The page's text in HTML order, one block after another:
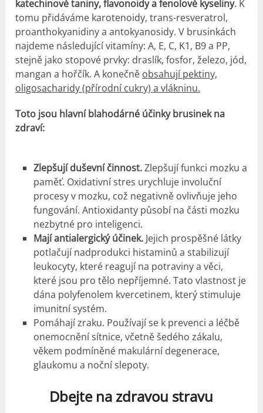
katechinové taniny, flavonoidy a fenolové kyseliny. K
tomu přidáváme karotenoidy, trans-resveratrol,
proanthokyanidiny a antokyanosidy. V brusinkách
najdeme následující vitamíny: A, E, C, K1, B9 a PP,
stejně jako stopové prvky: draslík, fosfor, železo, jód,
mangan a hořčík. A konečně obsahují pektiny,
oligosacharidy (přírodní cukry) a vlákninu.
Toto jsou hlavní blahodárné účinky brusinek na
zdraví:
Zlepšují duševní činnost.Zlepšují funkci mozku a
paměť. Oxidativní stres urychluje involuční
procesy v mozku, což negativně ovlivňuje jeho
fungování. Antioxidanty působí na části mozku
nezbytné pro inteligenci.
Mají antialergický účinek.Jejich prospěšné látky
potlačují nadprodukci histaminů a stabilizují
leukocyty, které reagují na potraviny a věci,
které jsou pro tělo nepříjemné. Tato vlastnost je
dána polyfenolem kvercetinem, který stimuluje
imunitní systém.
Pomáhají zraku. Používají se k prevenci a léčbě
onemocnění sítnice, včetně šedého zákalu,
věkem podmíněné makulární degenerace,
glaukomu a noční slepoty.
Dbejte na zdravou stravu